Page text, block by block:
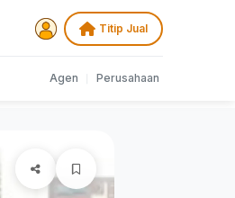
Titip Jual
Agen Perusahaan